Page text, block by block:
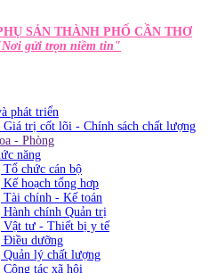
SẢN THÀNH PHỐ CẦN THƠ
gửi trọn niềm tin"
phát triển
trị cốt lõi - Chính sách chất lượng
- Phòng
năng
Tổ chức cán bộ
Kế hoạch tổng hơp
Tài chính - Kế toán
Hành chính Quản trị
Vật tư - Thiết bị y tế
Điều dưỡng
Quản lý chất lượng
Công tác xã hội